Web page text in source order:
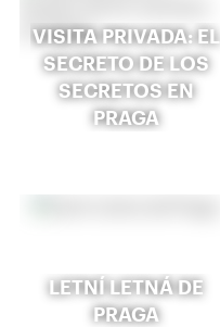
VISITA PRIVADA: EL
SECRETO DE LOS
SECRETOS EN
PRAGA
LETNÍ LETNÁ DE
PRAGA